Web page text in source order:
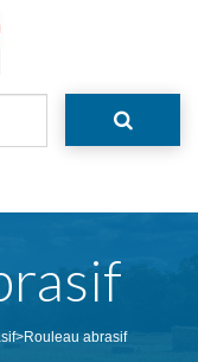
>Rouleau abrasif